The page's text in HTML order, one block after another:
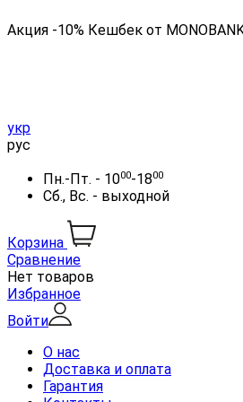
Акция -10% Кешбек от
укр
рус
Пн.-Пт. - 1000-1800
Сб., Вс. - выходной
Корзина
Сравнение
Нет товаров
Избранное
Войти
О нас
Доставка и оплата
Гарантия